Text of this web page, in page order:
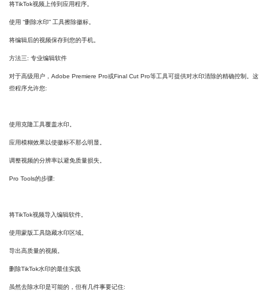
将TikTok视频上传到应用程序。
使用 “删除水印” 工具擦除徽标。
将编辑后的视频保存到您的手机。
方法三: 专业编辑软件
对于高级用户，Adobe Premiere Pro或Final Cut Pro等工具可提供对水印清除的精确控制。这
些程序允许您:
使用克隆工具覆盖水印。
应用模糊效果以使徽标不那么明显。
调整视频的分辨率以避免质量损失。
Pro Tools的步骤:
将TikTok视频导入编辑软件。
使用蒙版工具隐藏水印区域。
导出高质量的视频。
删除TikTok水印的最佳实践
虽然去除水印是可能的，但有几件事要记住: